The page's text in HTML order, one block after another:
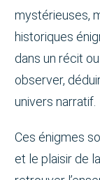
mystérieuses,
historiques
dans un récit
observer,
univers narratif.
Ces énigmes
et le plaisir de